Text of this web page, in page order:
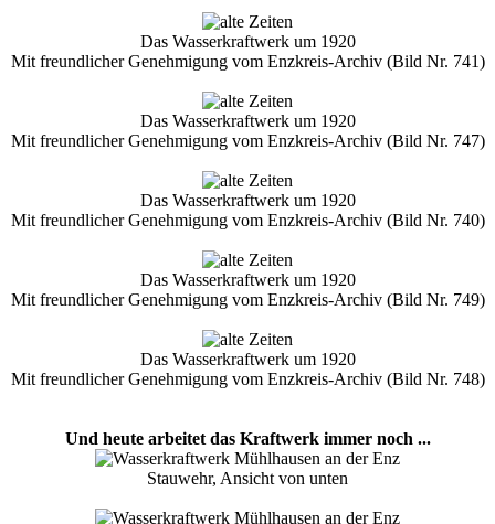
Das Wasserkraftwerk um 1920
Mit freundlicher Genehmigung vom Enzkreis-Archiv (Bild Nr. 741)
Das Wasserkraftwerk um 1920
Mit freundlicher Genehmigung vom Enzkreis-Archiv (Bild Nr. 747)
Das Wasserkraftwerk um 1920
Mit freundlicher Genehmigung vom Enzkreis-Archiv (Bild Nr. 740)
Das Wasserkraftwerk um 1920
Mit freundlicher Genehmigung vom Enzkreis-Archiv (Bild Nr. 749)
Das Wasserkraftwerk um 1920
Mit freundlicher Genehmigung vom Enzkreis-Archiv (Bild Nr. 748)
Und heute arbeitet das Kraftwerk immer noch ...
Stauwehr, Ansicht von unten